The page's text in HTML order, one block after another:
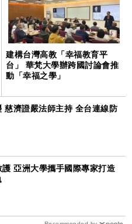
建構台灣高教「幸福教育平
台」 華梵大學辦跨國討論會推
動「幸福之學」
慈濟證嚴法師主持 全台連線防
亞洲大學攜手國際專家打造